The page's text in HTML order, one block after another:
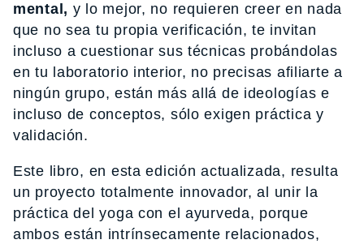
mental, y lo mejor, no requieren creer en nada
que no sea tu propia verificación, te invitan
incluso a cuestionar sus técnicas probándolas
en tu laboratorio interior, no precisas afiliarte a
ningún grupo, están más allá de ideologías e
incluso de conceptos, sólo exigen práctica y
validación.
Este libro, en esta edición actualizada, resulta
un proyecto totalmente innovador, al unir la
práctica del yoga con el ayurveda, porque
ambos están intrínsecamente relacionados,